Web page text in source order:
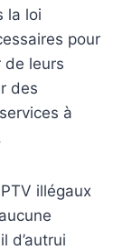
la loi
pour
de leurs
des
à
illégaux
d’autrui